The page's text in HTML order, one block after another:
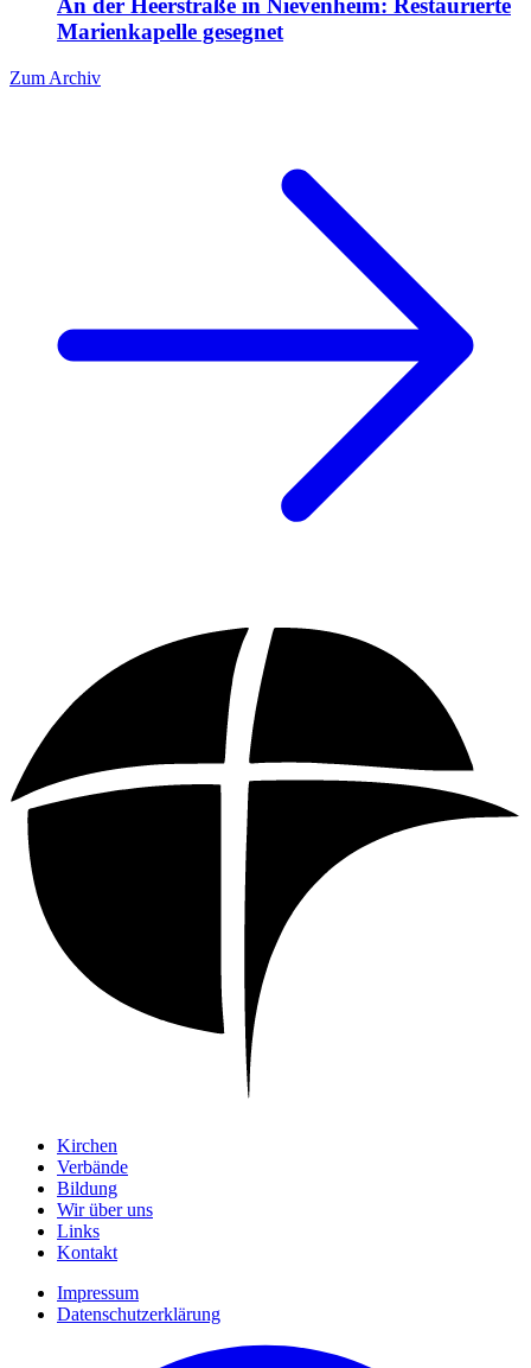
An der Heerstraße in Nievenheim: Restaurierte
Marienkapelle gesegnet
Zum Archiv
Kirchen
Verbände
Bildung
Wir über uns
Links
Kontakt
Impressum
Datenschutzerklärung